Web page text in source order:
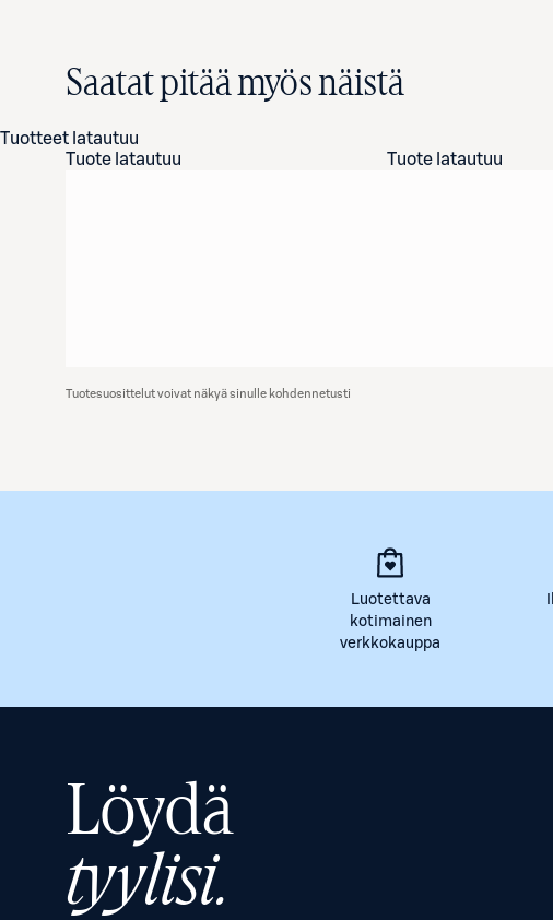
Saatat pitää myös näistä
Tuotteet latautuu
Tuote latautuu
Tuote latautuu
Tuotesuosittelut voivat näkyä sinulle kohdennetusti
Luotettava
kotimainen
verkkokauppa
Löydä
tyylisi.